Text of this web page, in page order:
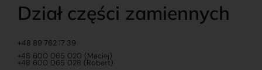
Dział części zamiennych
+48 89 762 17 39
+48 600 065 020 (Maciej)
+48 600 065 028 (Robert)